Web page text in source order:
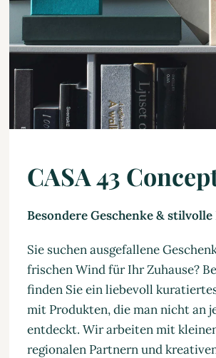
CASA 43
Besondere Geschenke &
Sie suchen ausgefallene
frischen Wind für Ihr Zuhause?
finden Sie ein liebevoll
mit Produkten, die man nicht an
entdeckt. Wir arbeiten mit
regionalen Partnern und